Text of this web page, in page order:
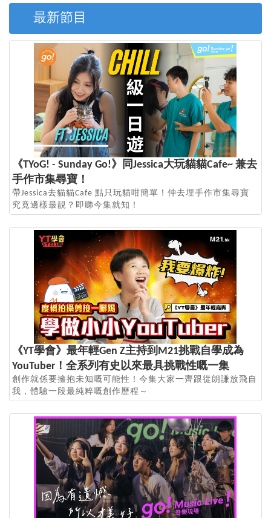
最新節目
《TYoG! - Sunday Go!》同Jessica大玩貓貓Cafe~ 兼去
手作市集尋寶！
帶Jessica去貓貓Cafe 點只玩貓咁簡單！仲去埋手作市集尋寶
究竟邊樣最靚？即睇今集就知！
《YT學會》最年輕Gen Z主持到M21挑戰自學成為
YouTuber！全系列有史以來最具挑戰性嘅一集
創作就係要擁抱未知嘅可能性！今集大家一齊跟從朗謙放飛自
我，體驗一段最純粹嘅創作歷程～